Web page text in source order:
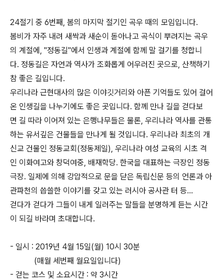
24절기 중 6번째, 봄의 마지막 절기인 곡우 때의 모임입니다.
봄비가 자주 내려 새싹과 새순이 돋아나고 곡식이 뿌려지는 곡우
의 계절에, ''정동길''에서 인생과 계절에 함께 말 걸기를 청합니
다. 정동길은 자연과 역사가 조화롭게 어우러진 곳으로, 산책하기
참 좋은 길입니다.
우리나라 근현대사의 많은 이야깃거리와 아픈 기억들도 있어 걸어
온 인생길을 나누기에도 좋은 곳입니다. 함께 만나 길을 걷다보
면 길 따라 이어져 있는 은행나무들은 물론, 우리나라 역사를 관통
하는 유서깊은 건물들을 만나게 될 것입니다. 우리나라 최초의 개
신교 건물인 정동교회(정동제일), 우리나라 여성 교육의 시초 격
인 이화여고와 창덕여중, 배재학당. 한국을 대표하는 극장인 정동
극장. 일제에 의해 강압적으로 문을 닫은 독립신문 등의 언론과 아
관파천의 씁쓸한 이야기를 갖고 있는 러시아 공사관 터 등...
걷다가 걷다가 그들이 내게 일러주는 말들을 분명하게 듣는 시간
이 되길 바라며 초대합니다.
- 일시 : 2019년 4월 15일(월) 10시 30분
(매월 세번째 월요일입니다)
- 걷는 코스 및 소요시간 : 약 3시간